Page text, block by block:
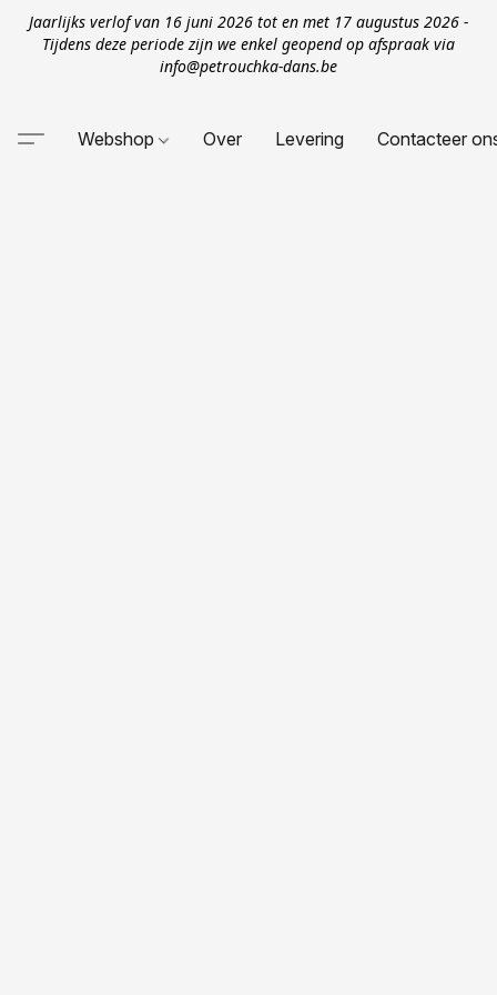
Jaarlijks verlof van 16 juni 2026 tot en met 17 augustus 2026 -
Tijdens deze periode zijn we enkel geopend op afspraak via
info@petrouchka-dans.be
Webshop Over Levering Contacteer